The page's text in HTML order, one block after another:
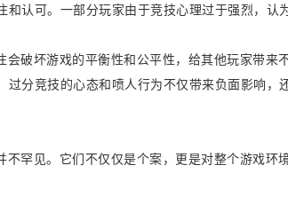
认可。一部分玩家由于竞技心理过于强烈，认
破坏游戏的平衡性和公平性，给其他玩家带来
分竞技的心态和喷人行为不仅带来负面影响，
罕见。它们不仅仅是个案，更是对整个游戏环